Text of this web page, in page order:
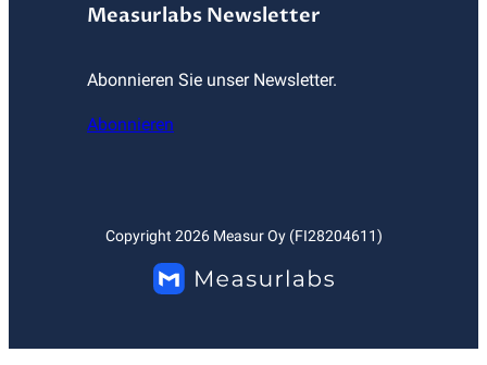
Measurlabs Newsletter
Abonnieren Sie unser Newsletter.
Abonnieren
Copyright 2026Measur Oy (FI28204611)